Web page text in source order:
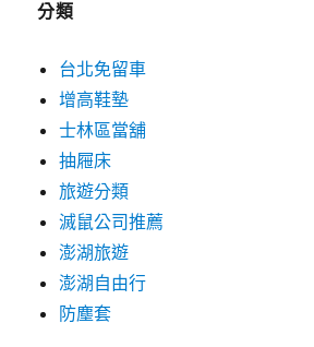
分類
台北免留車
增高鞋墊
士林區當舖
抽屜床
旅遊分類
滅鼠公司推薦
澎湖旅遊
澎湖自由行
防塵套